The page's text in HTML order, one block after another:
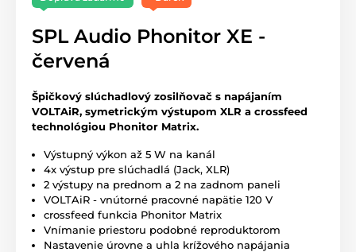
SPL Audio Phonitor XE -
červená
Špičkový slúchadlový zosilňovač s napájaním
VOLTAiR, symetrickým výstupom XLR a crossfeed
technológiou Phonitor Matrix.
Výstupný výkon až 5 W na kanál
4x výstup pre slúchadlá (Jack, XLR)
2 výstupy na prednom a 2 na zadnom paneli
VOLTAiR - vnútorné pracovné napätie 120 V
crossfeed funkcia Phonitor Matrix
Vnímanie priestoru podobné reproduktorom
Nastavenie úrovne a uhla krížového napájania